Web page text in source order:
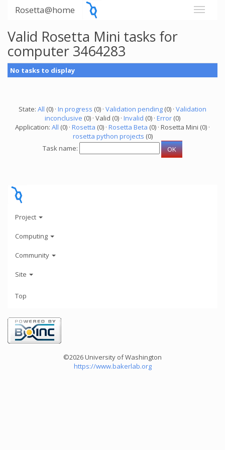
Rosetta@home
Valid Rosetta Mini tasks for
computer 3464283
No tasks to display
State: All (0) · In progress (0) · Validation pending (0) · Validation
inconclusive (0) · Valid (0) · Invalid (0) · Error (0)
Application: All (0) · Rosetta (0) · Rosetta Beta (0) · Rosetta Mini (0) ·
rosetta python projects (0)
Task name:
Project
Computing
Community
Site
Top
©2026 University of Washington
https://www.bakerlab.org